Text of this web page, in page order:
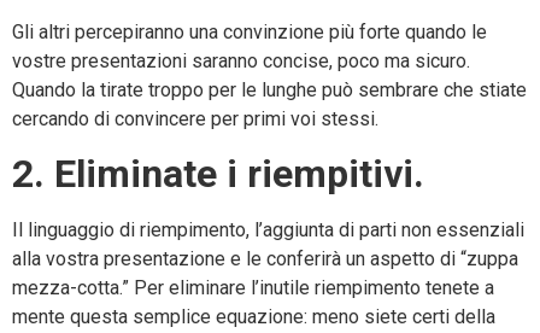
Gli altri percepiranno una convinzione più forte quando le
vostre presentazioni saranno concise, poco ma sicuro.
Quando la tirate troppo per le lunghe può sembrare che stiate
cercando di convincere per primi voi stessi.
2. Eliminate i riempitivi.
Il linguaggio di riempimento, l’aggiunta di parti non essenziali
alla vostra presentazione e le conferirà un aspetto di “zuppa
mezza-cotta.” Per eliminare l’inutile riempimento tenete a
mente questa semplice equazione: meno siete certi della